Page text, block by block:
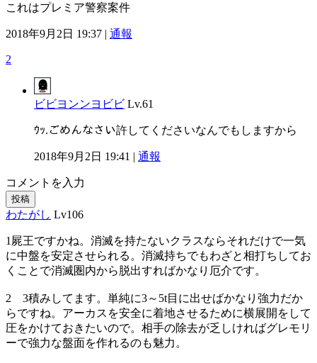
これはプレミア警察案件
2018年9月2日 19:37 | 通報
2
ビビヨンンヨビビ Lv.61
ｳｯ.ごめんなさい許してくださいなんでもしますから
2018年9月2日 19:41 | 通報
コメントを入力
投稿
わたがし Lv106
1屍王ですかね。消滅を持たないクラスならそれだけで一気
に中盤を安定させられる。消滅持ちでもわざと相打ちしてお
くことで消滅圏内から脱出すればかなり厄介です。
2 3積みしてます。単純に3～5t目に出せばかなり強力だか
らですね。アーカスを安全に着地させるために横展開をして
圧をかけておきたいので。相手の除去が乏しければグレモリ
ーで強力な盤面を作れるのも魅力。